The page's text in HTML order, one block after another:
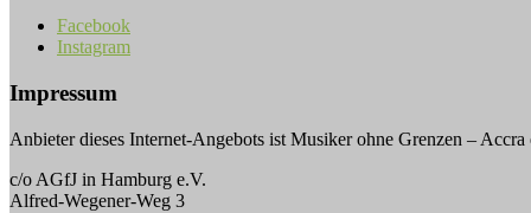
Facebook
Instagram
Impressum
Anbieter dieses Internet-Angebots ist Musiker ohne Grenzen – Accra
c/o AGfJ in Hamburg e.V.
Alfred-Wegener-Weg 3